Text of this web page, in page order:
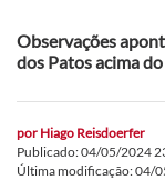
Observações
dos Patos acima
por Hiago Reisdoerfer
Publicado: 04/05/2024
Última modificação: 04/